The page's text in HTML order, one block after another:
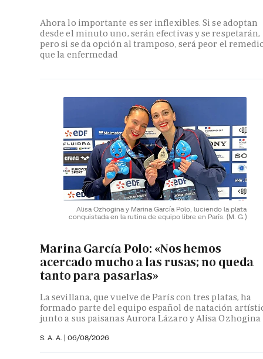
Ahora lo importante es ser inflexibles. Si se adoptan
desde el minuto uno, serán efectivas y se respetarán,
pero si se da opción al tramposo, será peor el
que la enfermedad
Alisa Ozhogina y Marina García Polo, luciendo la plata
conquistada en la rutina de equipo libre en París. (M. G.)
Marina García Polo: «Nos hemos
acercado mucho a las rusas; no queda
tanto para pasarlas»
La sevillana, que vuelve de París con tres platas, ha
formado parte del equipo español de natación
junto a sus paisanas Aurora Lázaro y Alisa Ozhogina
S. A. A. | 06/08/2026